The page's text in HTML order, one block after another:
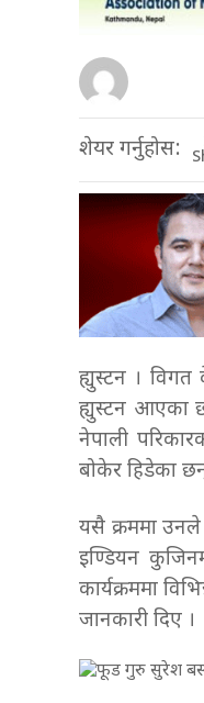
शेयर गर्नुहोस:
ह्युस्टन । विगत
ह्युस्टन आएका
नेपाली
बोकेर हिडेका
यसै क्रममा उनले
इण्डियन
कार्यक्रममा
जानकारी दिए ।